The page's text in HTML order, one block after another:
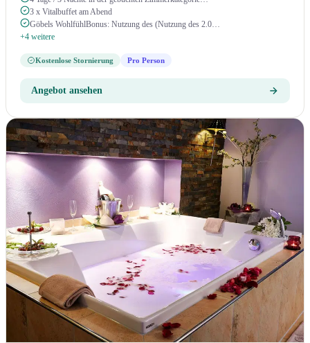
3 x Vitalbuffet am Abend
Göbels WohlfühlBonus: Nutzung des (Nutzung des 2.0…
+4 weitere
Kostenlose Stornierung Pro Person
Angebot ansehen